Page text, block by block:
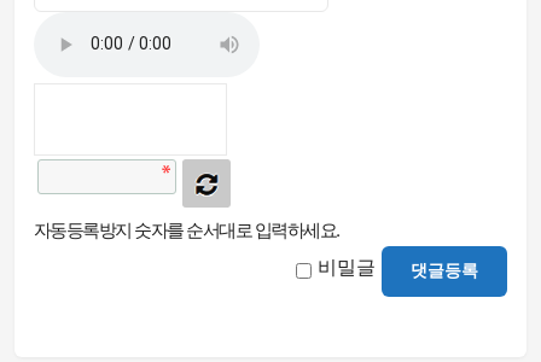
자동등록방지 숫자를 순서대로 입력하세요.
비밀글 댓글등록